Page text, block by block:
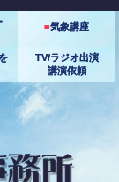
■気象講座
TV/ラジオ出演
講演依頼